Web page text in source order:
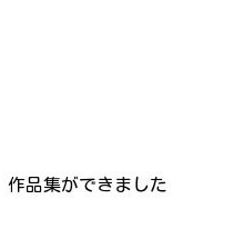
品集ができました